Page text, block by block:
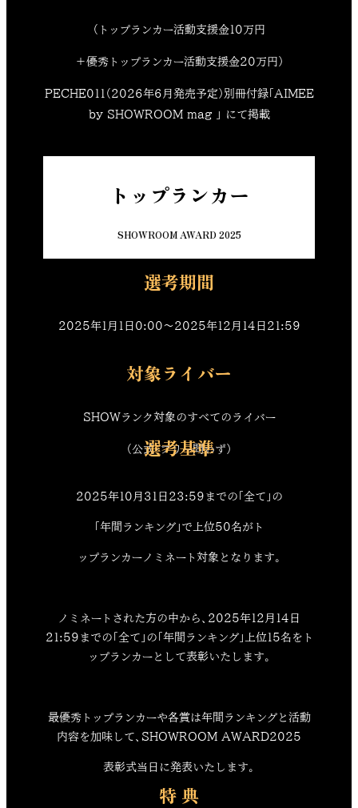
（トップランカー活動支援金10万円
＋優秀トップランカー活動支援金20万円）
PECHE011（2026年6月発売予定）別冊付録「AIMEE
by SHOWROOM mag 」 にて掲載
トップランカー
SHOWROOM AWARD 2025
選考期間
2025年1月1日0:00〜2025年12月14日21:59
対象ライバー
SHOWランク対象のすべてのライバー
（公式・フリー問わず）
選考基準
2025年10月31日23:59までの「全て」の
「年間ランキング」で上位50名がト
ップランカーノミネート対象となります。
ノミネートされた方の中から、2025年12月14日
21:59までの「全て」の「年間ランキング」上位15名をト
ップランカーとして表彰いたします。
最優秀トップランカーや各賞は年間ランキングと活動
内容を加味して、SHOWROOM AWARD2025
表彰式当日に発表いたします。
特 典